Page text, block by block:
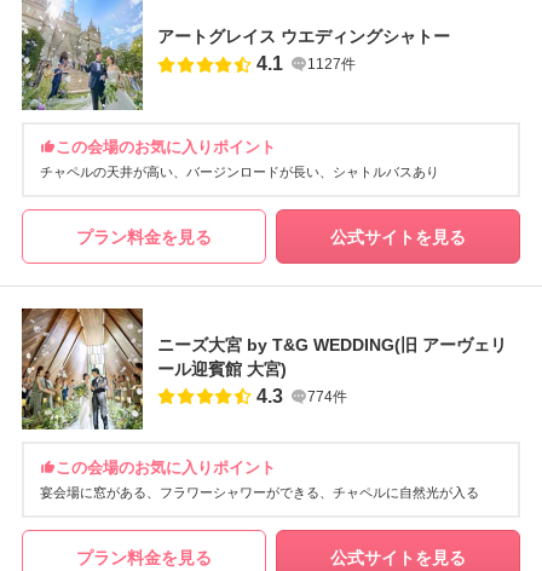
アートグレイス ウエディングシャトー
4.1 1127件
この会場のお気に入りポイント
チャペルの天井が高い バージンロードが長い シャトルバスあり
プラン料金を見る 公式サイトを見る
ニーズ大宮 by T&G WEDDING(旧 アーヴェリ
ール迎賓館 大宮)
4.3 774件
この会場のお気に入りポイント
宴会場に窓がある フラワーシャワーができる チャペルに自然光が入る
プラン料金を見る 公式サイトを見る